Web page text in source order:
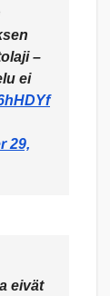
–
ei
29,
eivät